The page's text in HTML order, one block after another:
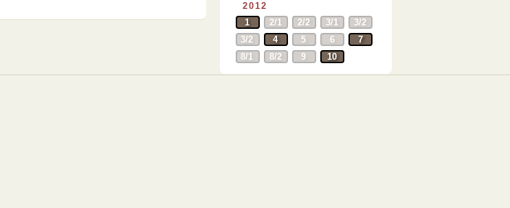
2012
1
2/1 2/2 3/1
3/2
3/2
4 5 6
7
8/1
8/2 9 10